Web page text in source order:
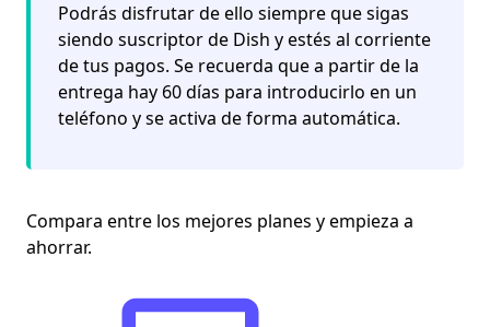
Podrás disfrutar de ello siempre que sigas
siendo suscriptor de Dish y estés al corriente
de tus pagos. Se recuerda que a partir de la
entrega hay 60 días para introducirlo en un
teléfono y se activa de forma automática.
Compara entre los mejores planes y empieza a
ahorrar.